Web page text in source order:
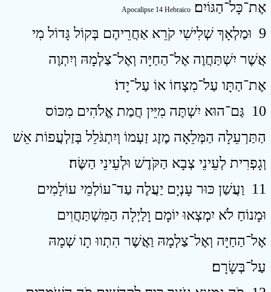
אֶת־כָּל־הַגּוֹיִם׃ Apocalipse 14 Hebraico
9 וּמַלְאָךְ שְׁלִישִׁי קֹרֵא אַחֲרֵיהֶם בְּקוֹל גָּדוֹל מִי
אֲשֶׁר יִשְׁתַּחֲוֶה אֶל־הַחַיָּה וְאֶל־צַלְמָהּ וְיִתְוֶה
אֶת־הַתָּו עַל־מִצְחוֹ אוֹ עַל־יָדוֹ׃
10 גַּם־הוּא יִשְׁתֶּה מִיֵּין חֲמַת אֱלֹהִים מִכּוֹס
הַתַּרְעֵלָה הַמְּלֵאָה מֶזֶג זַעְמוֹ וְיִתְגֹּלֵל בְּזַלְעֲפוֹת אֵשׁ
וְגָפְרִית לְעֵינֵי צְבָא הַקֹּדֶשׁ וּלְעֵינֵי הַשֶּׂה׃
11 וַעֲשַׁן כּוּר עָנְיָם יַעֲלֶה עַד־עוֹלְמֵי עוֹלָמִים
וּמָנוֹחַ לֹא יִמְצְאוּ יוֹמָם וָלַיְלָה הַמִּשְׁתַּחֲוִים
אֶל־הַחַיָּה וְאֶל־צַלְמָהּ וַאֲשֶׁר הִתְווּ תָו שְׁמָהּ
עַל־בְּשָׂרָם׃